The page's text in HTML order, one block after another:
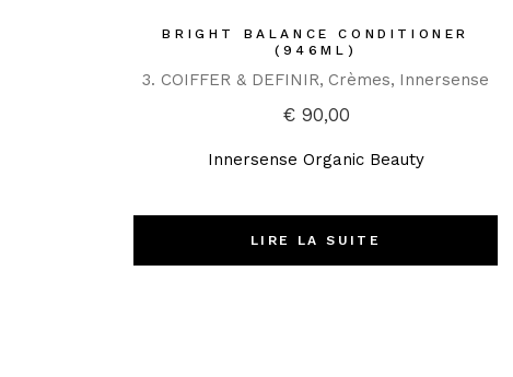
BRIGHT BALANCE CONDITIONER
(946ML)
3. COIFFER & DEFINIR Crèmes Innersense
€90,00
Innersense Organic Beauty
LIRE LA SUITE